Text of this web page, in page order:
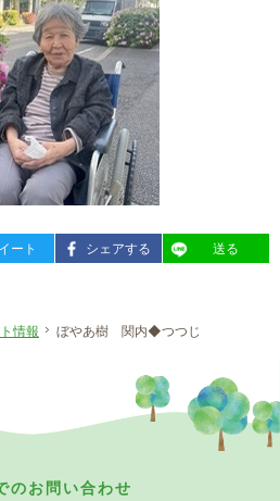
ート entry1748
シェアする entry1748
送る
情報 ぼやあ樹 関内◆つつじ
のお問い合わせ